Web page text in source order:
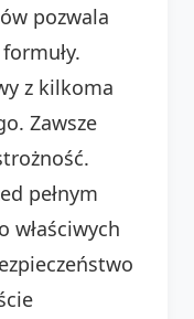
pozwala
z kilkoma
Zawsze
pełnym
właściwych